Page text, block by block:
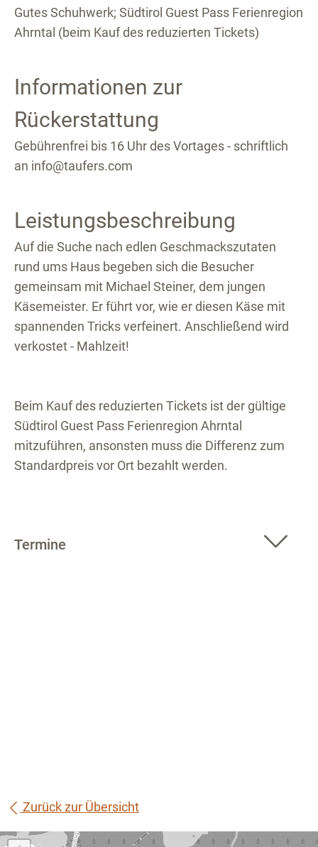
Gutes Schuhwerk; Südtirol Guest Pass Ferienregion
Ahrntal (beim Kauf des reduzierten Tickets)
Informationen zur
Rückerstattung
Gebührenfrei bis 16 Uhr des Vortages - schriftlich
an info@taufers.com
Leistungsbeschreibung
Auf die Suche nach edlen Geschmackszutaten
rund ums Haus begeben sich die Besucher
gemeinsam mit Michael Steiner, dem jungen
Käsemeister. Er führt vor, wie er diesen Käse mit
spannenden Tricks verfeinert. Anschließend wird
verkostet - Mahlzeit!
Beim Kauf des reduzierten Tickets ist der gültige
Südtirol Guest Pass Ferienregion Ahrntal
mitzuführen, ansonsten muss die Differenz zum
Standardpreis vor Ort bezahlt werden.
Termine
Zurück zur Übersicht